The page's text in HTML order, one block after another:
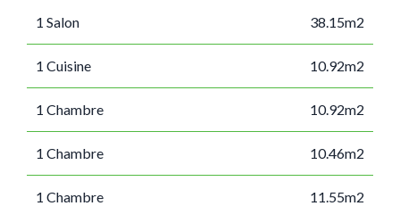
1 Salon 38.15m2
1 Cuisine 10.92m2
1 Chambre 10.92m2
1 Chambre 10.46m2
1 Chambre 11.55m2